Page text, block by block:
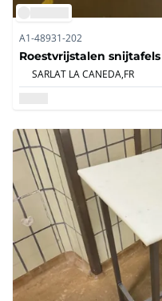
A1-48931-202
Roestvrijstalen snijtafels
SARLAT LA CANEDA,FR